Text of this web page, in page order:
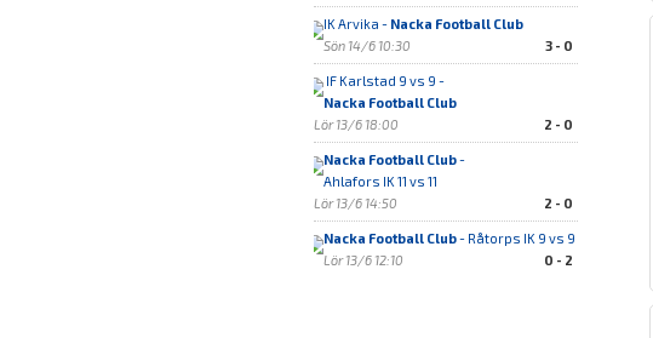
IK Arvika - Nacka Football Club
Sön 14/6 10:30
3 - 0
IF Karlstad 9 vs 9 -
Nacka Football Club
Lör 13/6 18:00
2 - 0
Nacka Football Club-
Ahlafors IK 11 vs 11
Lör 13/6 14:50
2 - 0
Nacka Football Club- Råtorps IK 9 vs 9
Lör 13/6 12:10
0 - 2